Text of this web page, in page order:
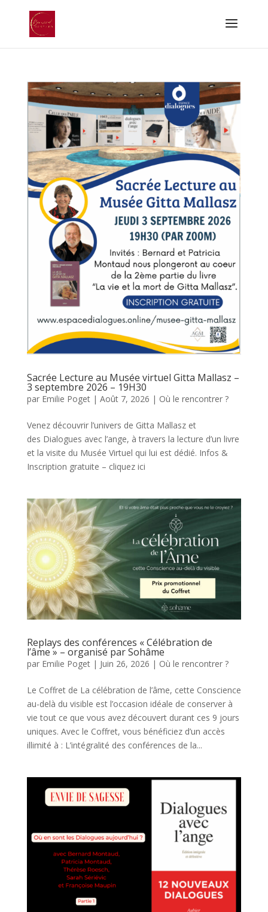
Sacrée Lecture au Musée virtuel Gitta Mallasz –
3 septembre 2026 – 19H30
par Emilie Poget| Août 7, 2026 | Où le rencontrer ?
Venez découvrir l’univers de Gitta Mallasz et
des Dialogues avec l’ange, à travers la lecture d’un livre
et la visite du Musée Virtuel qui lui est dédié. Infos &
Inscription gratuite – cliquez ici
Replays des conférences « Célébration de
l’âme » – organisé par Sohâme
par Emilie Poget| Juin 26, 2026 | Où le rencontrer ?
Le Coffret de La célébration de l’âme, cette Conscience
au-delà du visible est l’occasion idéale de conserver à
vie tout ce que vous avez découvert durant ces 9 jours
uniques. Avec le Coffret, vous bénéficiez d’un accès
illimité à : L’intégralité des conférences de la...